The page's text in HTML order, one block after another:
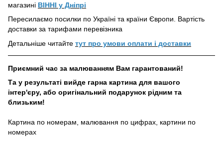
магазині ВІННІ у Дніпрі
Пересилаємо посилки по Україні та країни Європи. Вартість
доставки за тарифами перевізника
Детальніше читайте тут про умови оплати і доставки
Приємний час за малюванням Вам гарантований!
Та у результаті вийде гарна картина для вашого
інтер'єру, або оригінальний подарунок рідним та
близьким!
Картина по номерам, малювання по цифрах, картини по
номерах